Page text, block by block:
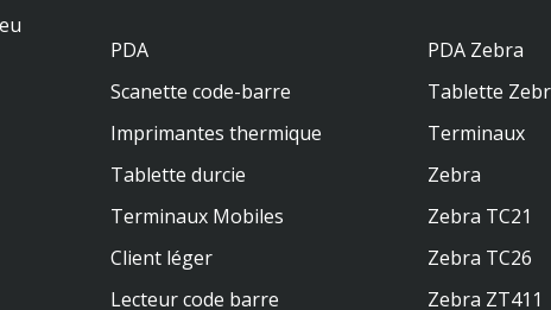
PDA
Scanette code-barre
Imprimantes thermique
Tablette durcie
Terminaux Mobiles
Client léger
Lecteur code barre
PDA Zebra
Tablette
Terminaux
Zebra
Zebra TC21
Zebra TC26
Zebra ZT411